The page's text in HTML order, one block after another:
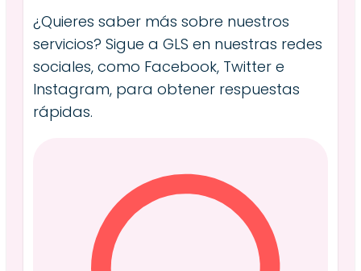
¿Quieres saber más sobre nuestros
servicios? Sigue a GLS en nuestras redes
sociales, como Facebook, Twitter e
Instagram, para obtener respuestas
rápidas.